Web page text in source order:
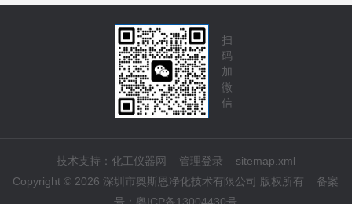
扫
码
加
微
信
技术支持： 化工仪器网 管理登录
sitemap.xml
Copyright © 2026 深圳市奥斯恩净化技术有限公司 版权所有 备案